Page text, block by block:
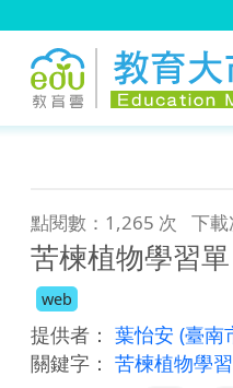
點閱數：1,265 次 下
苦楝植物學習單
web
提供者： 葉怡安 (臺南
關鍵字： 苦楝植物學